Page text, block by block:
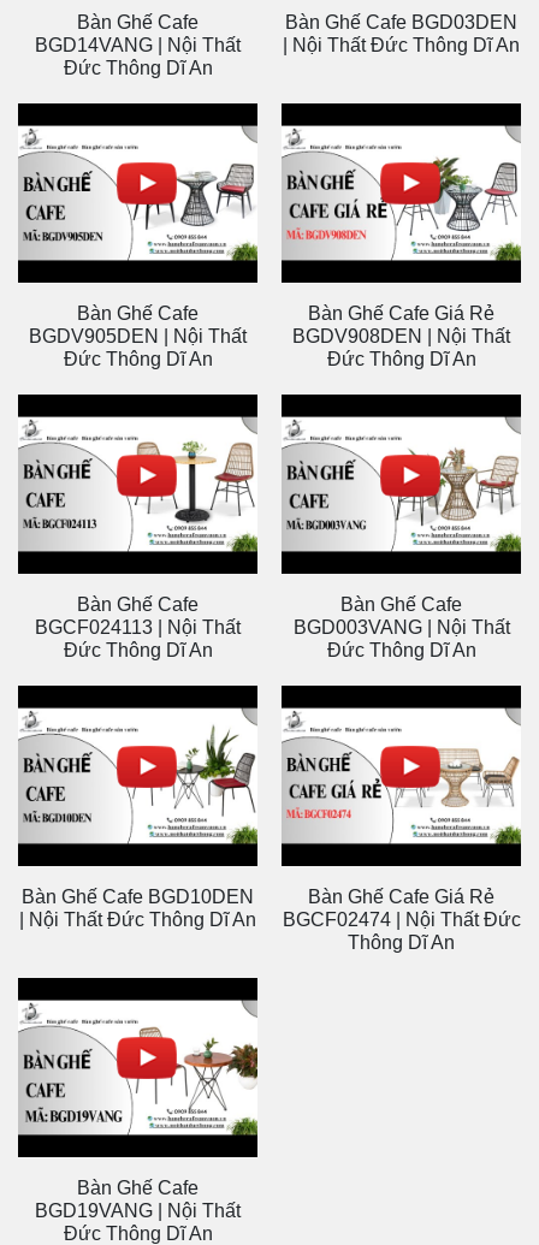
Bàn Ghế Cafe
BGD14VANG | Nội Thất
Đức Thông Dĩ An
Bàn Ghế Cafe BGD03DEN
| Nội Thất Đức Thông Dĩ An
Bàn Ghế Cafe
BGDV905DEN | Nội Thất
Đức Thông Dĩ An
Bàn Ghế Cafe Giá Rẻ
BGDV908DEN | Nội Thất
Đức Thông Dĩ An
Bàn Ghế Cafe
BGCF024113 | Nội Thất
Đức Thông Dĩ An
Bàn Ghế Cafe
BGD003VANG | Nội Thất
Đức Thông Dĩ An
Bàn Ghế Cafe BGD10DEN
| Nội Thất Đức Thông Dĩ An
Bàn Ghế Cafe Giá Rẻ
BGCF02474 | Nội Thất Đức
Thông Dĩ An
Bàn Ghế Cafe
BGD19VANG | Nội Thất
Đức Thông Dĩ An